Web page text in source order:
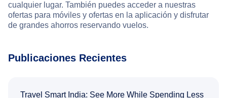
cualquier lugar. También puedes acceder a nuestras
ofertas para móviles y ofertas en la aplicación y disfrutar
de grandes ahorros reservando vuelos.
Publicaciones Recientes
Travel Smart India: See More While Spending Less